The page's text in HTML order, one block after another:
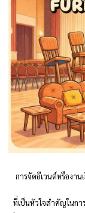
การจัดอีเวนต์หรืองาน
ที่เป็นหัวใจสำคัญในกา